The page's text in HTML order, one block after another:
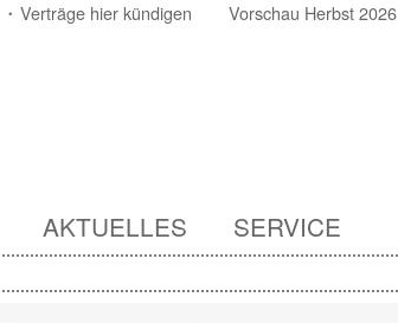
Verträge hier kündigen Vorschau Herbst 2026
AKTUELLES SERVICE